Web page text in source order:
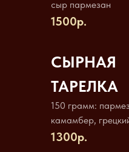
сыр пармезан
1500р.
СЫРНАЯ
ТАРЕЛКА
150 грамм:
камамбер,
1300р.